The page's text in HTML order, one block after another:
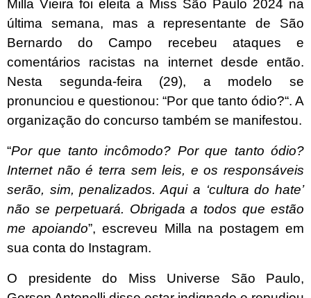
Milla Vieira foi eleita a Miss São Paulo 2024 na
última semana, mas a representante de São
Bernardo do Campo recebeu ataques e
comentários racistas na internet desde então.
Nesta segunda-feira (29), a modelo se
pronunciou e questionou: “Por que tanto ódio?“. A
organização do concurso também se manifestou.
“Por que tanto incômodo? Por que tanto ódio?
Internet não é terra sem leis, e os responsáveis
serão, sim, penalizados. Aqui a ‘cultura do hate’
não se perpetuará. Obrigada a todos que estão
me apoiando”, escreveu Milla na postagem em
sua conta do Instagram.
O presidente do Miss Universe São Paulo,